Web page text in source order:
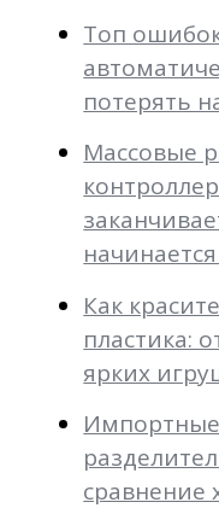
Топ
потерять
Массовые
Как
пластика:
ярких
сравнение